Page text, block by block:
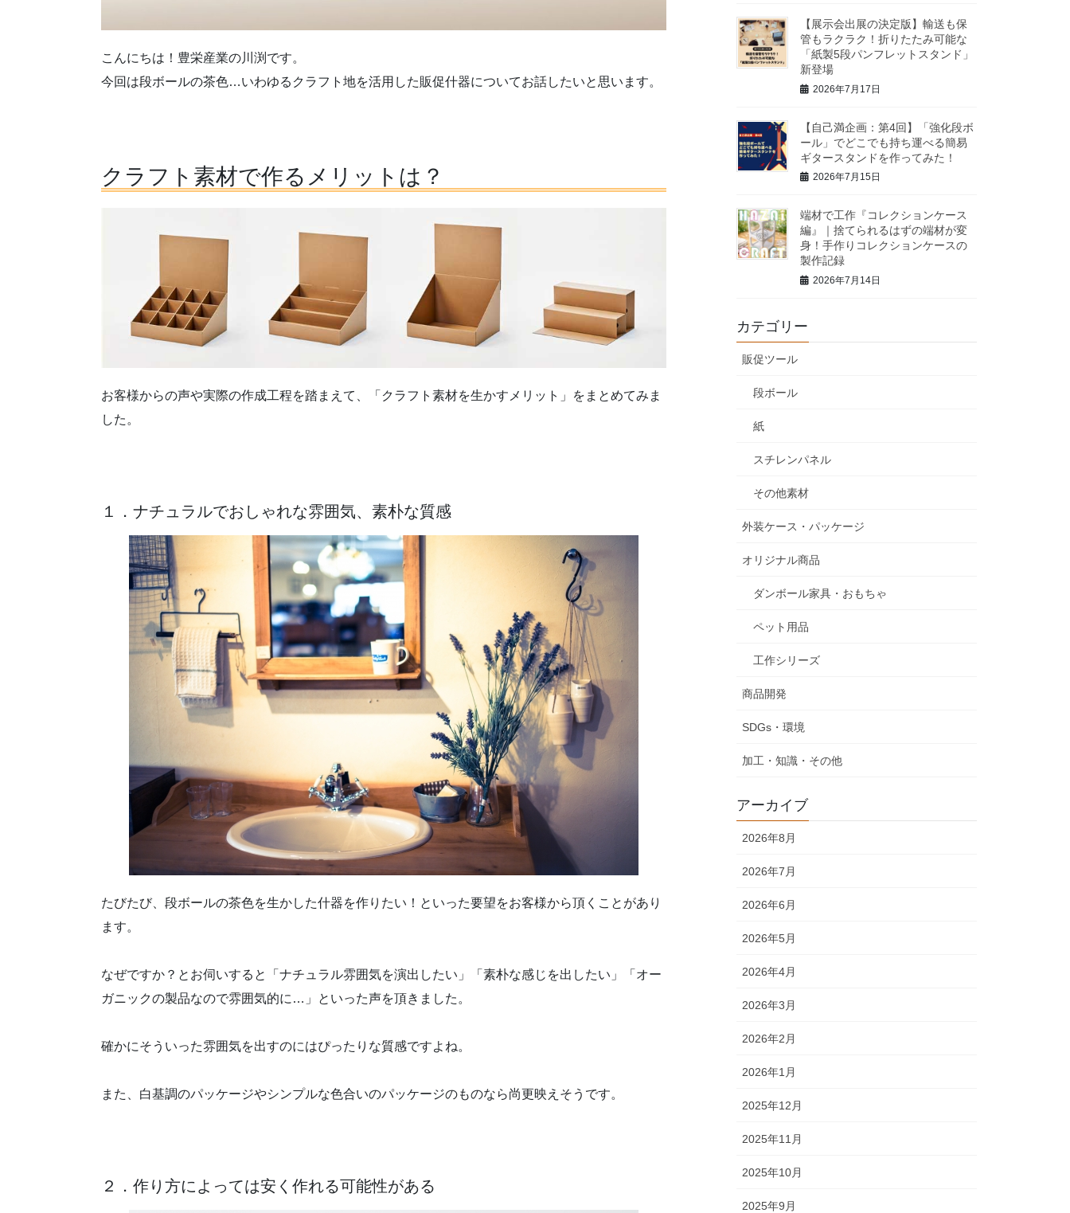
こんにちは！豊栄産業の川渕です。
今回は段ボールの茶色…いわゆるクラフト地を活用した販促什器についてお話したいと思います。
クラフト素材で作るメリットは？
お客様からの声や実際の作成工程を踏まえて、「クラフト素材を生かすメリット」をまとめてみま
した。
１．ナチュラルでおしゃれな雰囲気、素朴な質感
たびたび、段ボールの茶色を生かした什器を作りたい！といった要望をお客様から頂くことがあり
ます。
なぜですか？とお伺いすると「ナチュラル雰囲気を演出したい」「素朴な感じを出したい」「オー
ガニックの製品なので雰囲気的に…」といった声を頂きました。
確かにそういった雰囲気を出すのにはぴったりな質感ですよね。
また、白基調のパッケージやシンプルな色合いのパッケージのものなら尚更映えそうです。
２．作り方によっては安く作れる可能性がある
【展示会出展の決定版】輸送も保
管もラクラク！折りたたみ可能な
「紙製5段パンフレットスタンド」
新登場
2026年7月17日
【自己満企画：第4回】「強化段ボ
ール」でどこでも持ち運べる簡易
ギタースタンドを作ってみた！
2026年7月15日
端材で工作『コレクションケース
編』｜捨てられるはずの端材が変
身！手作りコレクションケースの
製作記録
2026年7月14日
カテゴリー
販促ツール
段ボール
紙
スチレンパネル
その他素材
外装ケース・パッケージ
オリジナル商品
ダンボール家具・おもちゃ
ペット用品
工作シリーズ
商品開発
SDGs・環境
加工・知識・その他
アーカイブ
2026年8月
2026年7月
2026年6月
2026年5月
2026年4月
2026年3月
2026年2月
2026年1月
2025年12月
2025年11月
2025年10月
2025年9月